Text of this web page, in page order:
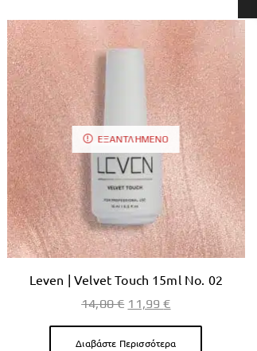
ΕΞΑΝΤΛΗΜΈΝΟ
Leven | Velvet Touch 15ml No. 02
14,00€ 11,99€
Διαβάστε Περισσότερα